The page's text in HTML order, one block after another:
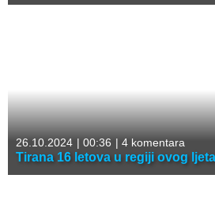
26.10.2024 | 00:36 | 4 komentara
Tirana 16 letova u regiji ovog ljeta